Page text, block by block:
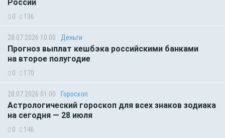
России
0 136
28.07.2026 10:00 Деньги
Прогноз выплат кешбэка российскими банками
на второе полугодие
0 170
28.07.2026 01:00 Гороскоп
Астрологический гороскоп для всех знаков зодиака
на сегодня — 28 июля
0 146